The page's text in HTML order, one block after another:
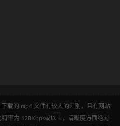
载的 mp4 文件有较大的差别，且有网站
率为 128Kbps或以上，清晰度方面绝对